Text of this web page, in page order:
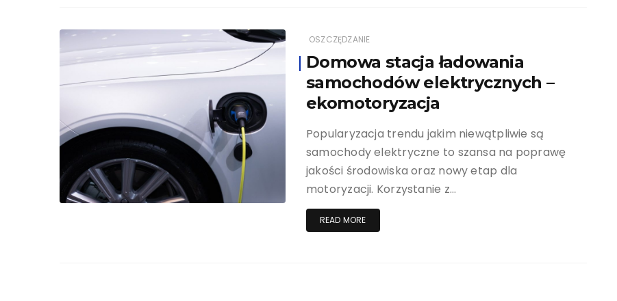
OSZCZĘDZANIE
Domowa stacja ładowania
samochodów elektrycznych –
ekomotoryzacja
Popularyzacja trendu jakim niewątpliwie są
samochody elektryczne to szansa na poprawę
jakości środowiska oraz nowy etap dla
motoryzacji. Korzystanie z…
READ MORE